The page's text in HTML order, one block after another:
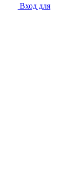
Вход для